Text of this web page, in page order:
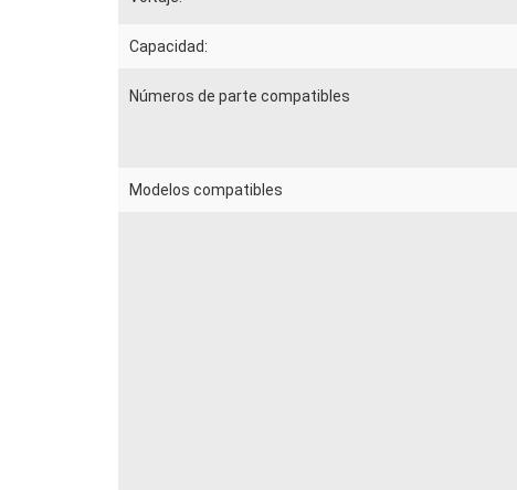
Capacidad:
Números de parte compatibles
Modelos compatibles